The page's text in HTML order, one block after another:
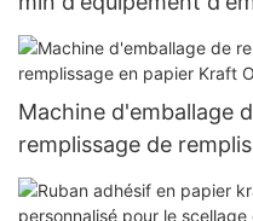
Machine d'emballage
remplissage de